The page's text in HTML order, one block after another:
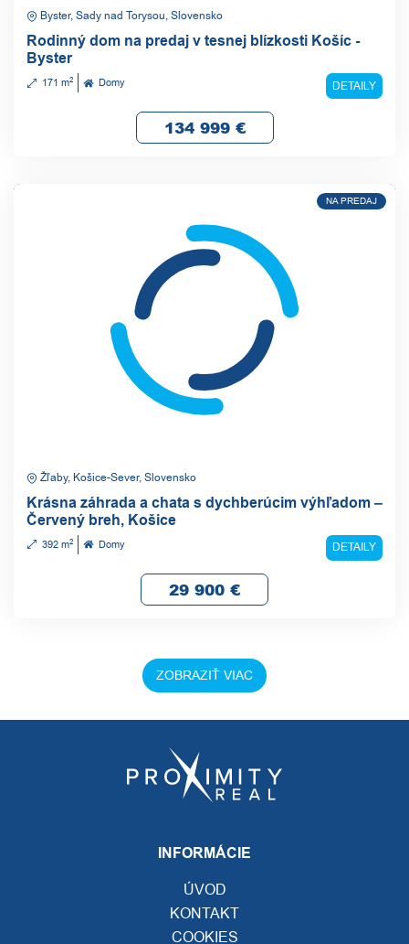
Byster, Sady nad Torysou, Slovensko
Rodinný dom na predaj v tesnej blízkosti Košíc -
Byster
171 m2 Domy DETAILY
134 999 €
NA PREDAJ
Žľaby, Košice-Sever, Slovensko
Krásna záhrada a chata s dychberúcim výhľadom –
Červený breh, Košice
392 m2 Domy DETAILY
29 900 €
ZOBRAZIŤ VIAC
INFORMÁCIE
ÚVOD
KONTAKT
COOKIES